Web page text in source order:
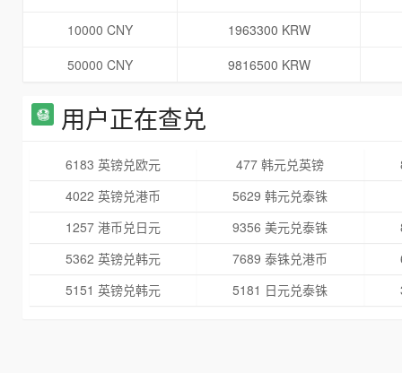
10000 CNY
1963300 KRW
50000 CNY
9816500 KRW
用户正在查兑
6183 英镑兑欧元 477 韩元兑英镑
4022 英镑兑港币
5629 韩元兑泰铢
1257 港币兑日元
9356 美元兑泰铢
5362 英镑兑韩元
7689 泰铢兑港币
5151 英镑兑韩元
5181 日元兑泰铢